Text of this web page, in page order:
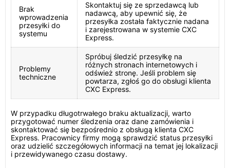
Brak
wprowadzenia
przesyłki do
systemu
Skontaktuj się ze sprzedawcą lub
nadawcą, aby upewnić się, że
przesyłka została faktycznie nadana
i zarejestrowana w systemie CXC
Express.
Problemy
techniczne
Spróbuj śledzić przesyłkę na
różnych stronach internetowych i
odśwież stronę. Jeśli problem się
powtarza, zgłoś go do obsługi klienta
CXC Express.
W przypadku długotrwałego braku aktualizacji, warto
przygotować numer śledzenia oraz dane zamówienia i
skontaktować się bezpośrednio z obsługą klienta CXC
Express. Pracownicy firmy mogą sprawdzić status przesyłki
oraz udzielić szczegółowych informacji na temat jej lokalizacji
i przewidywanego czasu dostawy.